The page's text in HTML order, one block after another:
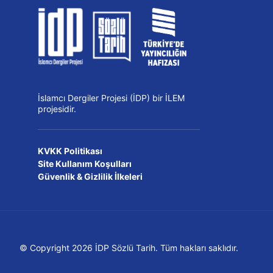
İslamcı Dergiler Projesi (İDP) bir İLEM
projesidir.
KVKK Politikası
Site Kullanım Koşulları
Güvenlik & Gizlilik İlkeleri
© Copyright 2026 İDP Sözlü Tarih. Tüm hakları saklıdır.